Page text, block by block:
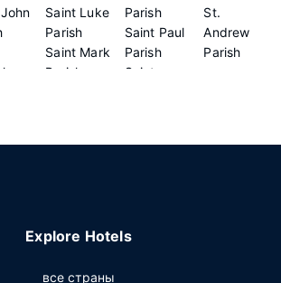
Saint Luke
Parish
Saint Mark
Parish
Parish
Saint Paul
Parish
Saint
St.
Andrew
Parish
Explore Hotels
все страны